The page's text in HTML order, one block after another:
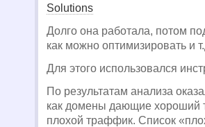
Solutions
Долго она работала, потом
как можно оптимизировать и
Для этого использовался
По результатам анализа
как домены дающие
плохой траффик. Список